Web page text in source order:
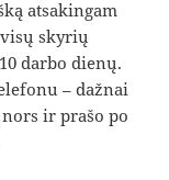
atsakingam
skyrių
darbo dienų.
– dažnai
ir prašo po